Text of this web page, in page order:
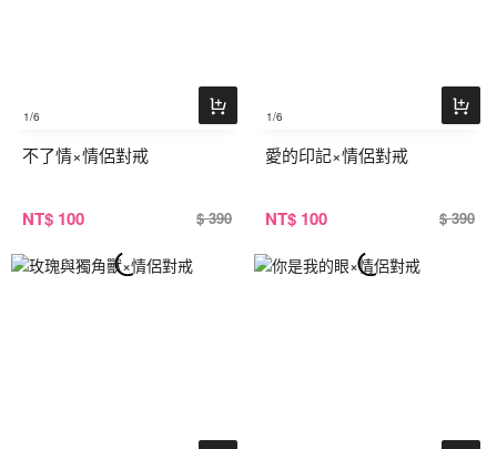
1/6
不了情×情侶對戒
NT$ 100 $ 390
1/6
愛的印記×情侶對戒
NT$ 100 $ 390